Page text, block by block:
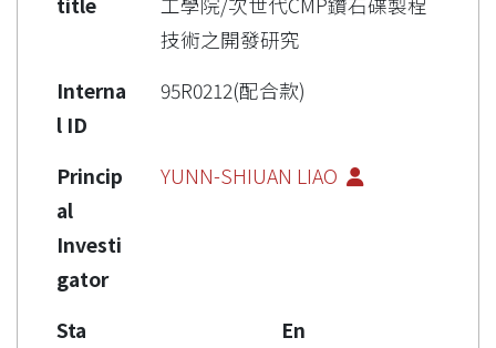
技術之開發研究
Interna
l ID
95R0212(配合款)
Princip
al
Investi
gator
YUNN-SHIUAN LIAO
Sta
En